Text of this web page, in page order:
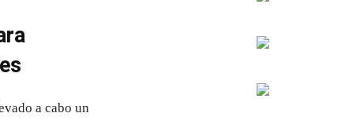
a cabo un